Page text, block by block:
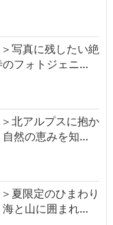
写真に残したい絶
フォトジェニ…
北アルプスに抱か
自然の恵みを知…
夏限定のひまわり
と山に囲まれ…